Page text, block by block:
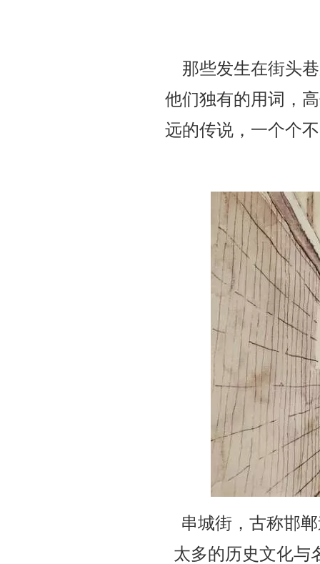
那些发生在街头
他们独有的用词，
远的传说，一个个
串城街，古称邯
太多的历史文化与